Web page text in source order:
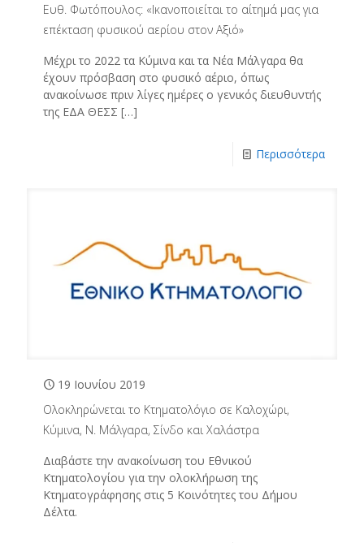
Ευθ. Φωτόπουλος: «Ικανοποιείται το αίτημά μας για
επέκταση φυσικού αερίου στον Αξιό»
Μέχρι το 2022 τα Κύμινα και τα Νέα Μάλγαρα θα
έχουν πρόσβαση στο φυσικό αέριο, όπως
ανακοίνωσε πριν λίγες ημέρες ο γενικός διευθυντής
της ΕΔΑ ΘΕΣΣ […]
Περισσότερα
19 Ιουνίου 2019
Ολοκληρώνεται το Κτηματολόγιο σε Καλοχώρι,
Κύμινα, Ν. Μάλγαρα, Σίνδο και Χαλάστρα
Διαβάστε την ανακοίνωση του Εθνικού
Κτηματολογίου για την ολοκλήρωση της
Κτηματογράφησης στις 5 Κοινότητες του Δήμου
Δέλτα.